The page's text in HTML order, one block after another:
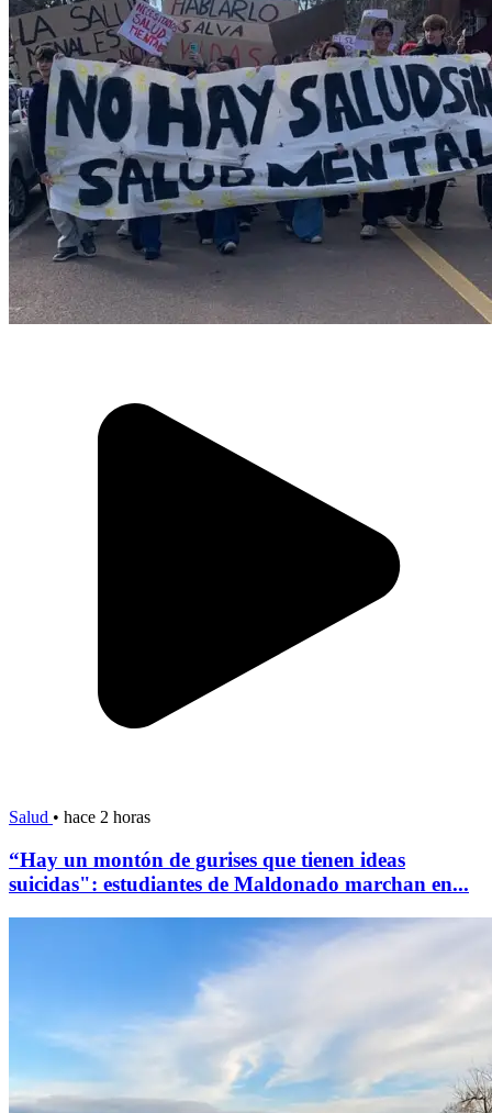
Salud • hace 2 horas
“Hay un montón de gurises que tienen ideas
suicidas": estudiantes de Maldonado marchan en...